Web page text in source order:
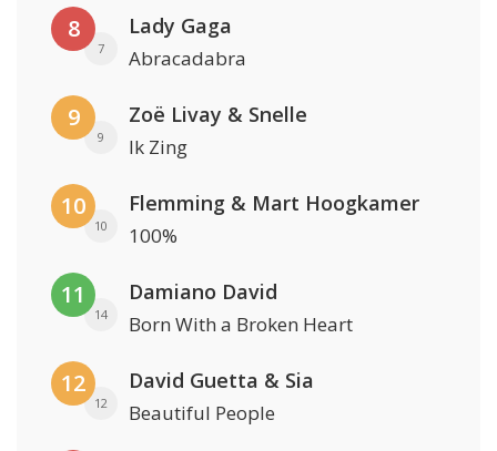
8
7
Lady Gaga
Abracadabra
9
9
Zoë Livay & Snelle
Ik Zing
10
10
Flemming & Mart Hoogkamer
100%
11
14
Damiano David
Born With a Broken Heart
12
12
David Guetta & Sia
Beautiful People